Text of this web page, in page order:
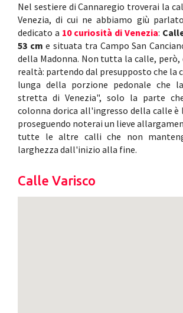
Nel sestiere di Cannaregio troverai la
Venezia, di cui ne abbiamo giù
dedicato a 10 curiosità di Venezia:
53 cme situata tra Campo San
della Madonna. Non tutta la calle,
realtà: partendo dal presupposto che la
lunga della porzione pedonale che
stretta di Venezia", solo la parte
colonna dorica all'ingresso della calle è
proseguendo noterai un lieve
tutte le altre calli che non
larghezza dall'inizio alla fine.
Calle Varisco